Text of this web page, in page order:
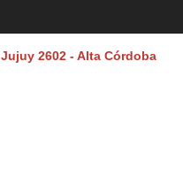
Jujuy 2602 - Alta Córdoba